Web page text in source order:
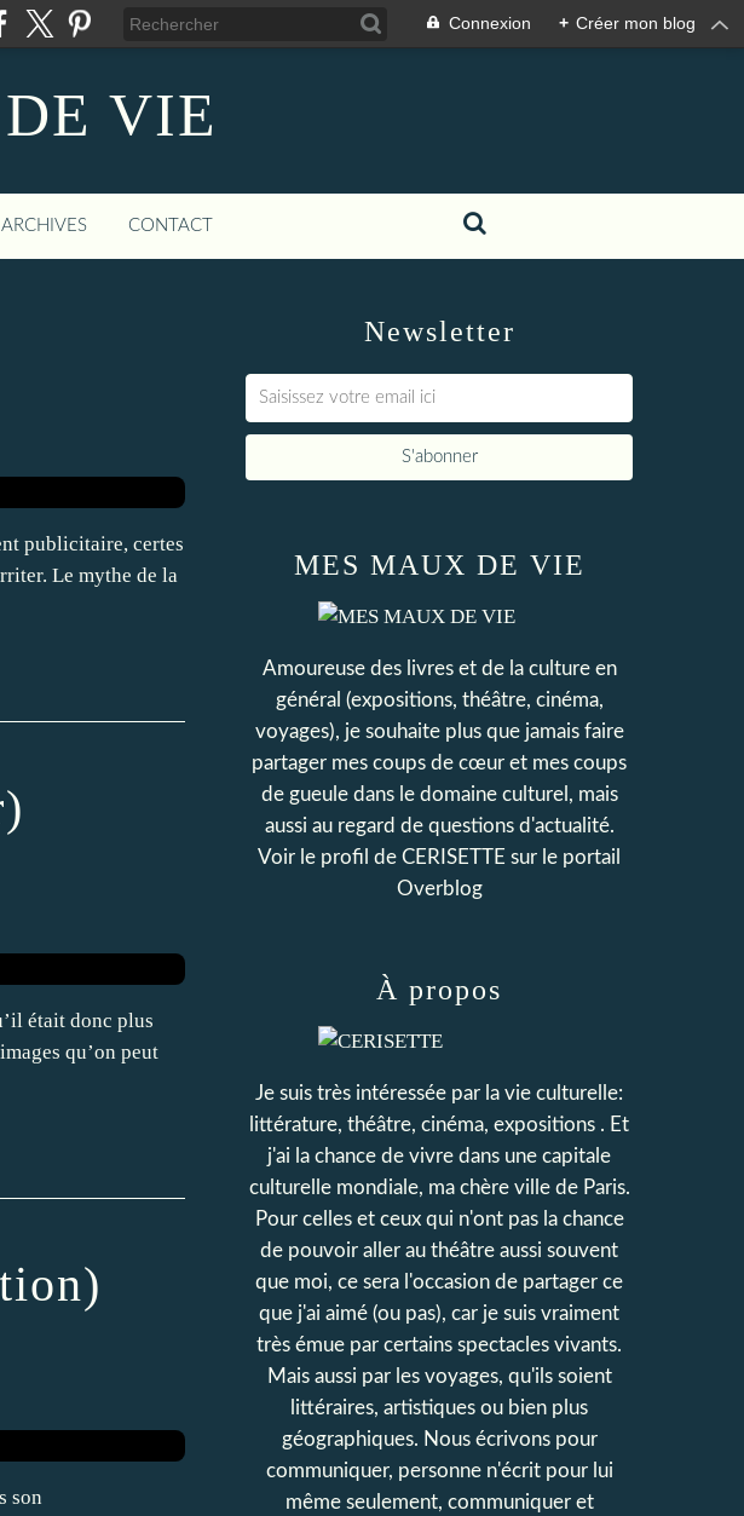
Connexion + Créer mon blog
VIE
ARCHIVES CONTACT
publicitaire, certes
Le mythe de la
était donc plus
qu’on peut
son
Newsletter
MES MAUX DE VIE
Amoureuse des livres et de la culture en
général (expositions, théâtre, cinéma,
voyages), je souhaite plus que jamais faire
partager mes coups de cœur et mes coups
de gueule dans le domaine culturel, mais
aussi au regard de questions d'actualité.
Voir le profil de CERISETTE sur le portail
Overblog
À propos
Je suis très intéressée par la vie culturelle:
littérature, théâtre, cinéma, expositions . Et
j'ai la chance de vivre dans une capitale
culturelle mondiale, ma chère ville de Paris.
Pour celles et ceux qui n'ont pas la chance
de pouvoir aller au théâtre aussi souvent
que moi, ce sera l'occasion de partager ce
que j'ai aimé (ou pas), car je suis vraiment
très émue par certains spectacles vivants.
Mais aussi par les voyages, qu'ils soient
littéraires, artistiques ou bien plus
géographiques. Nous écrivons pour
communiquer, personne n'écrit pour lui
même seulement, communiquer et